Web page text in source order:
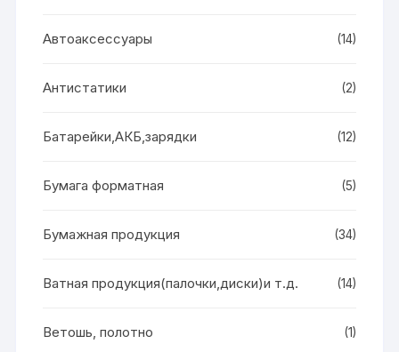
Автоаксессуары (14)
Антистатики (2)
Батарейки,АКБ,зарядки (12)
Бумага форматная (5)
Бумажная продукция (34)
Ватная продукция(палочки,диски)и т.д. (14)
Ветошь, полотно (1)